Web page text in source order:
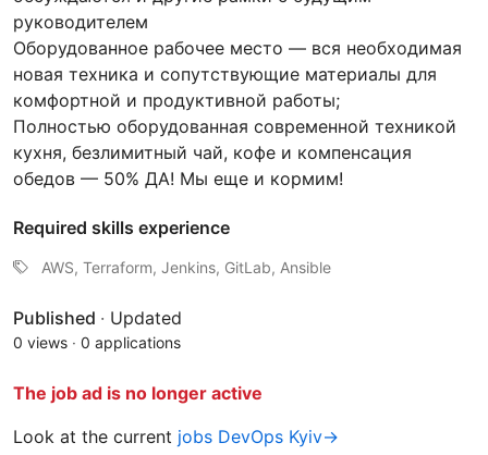
руководителем
Оборудованное рабочее место — вся необходимая
новая техника и сопутствующие материалы для
комфортной и продуктивной работы;
Полностью оборудованная современной техникой
кухня, безлимитный чай, кофе и компенсация
обедов — 50% ДА! Мы еще и кормим!
Required skills experience
AWS, Terraform, Jenkins, GitLab, Ansible
Published · Updated
0 views · 0 applications
The job ad is no longer active
Look at the current jobs DevOps Kyiv→